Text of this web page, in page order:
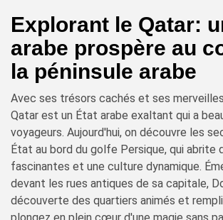
Explorant le Qatar:
arabe prospère au
la péninsule arabe
Avec ses trésors cachés et ses
Qatar est un État arabe exaltant qui a
voyageurs. Aujourd'hui, on découvre les
État au bord du golfe Persique, qui abrite
fascinantes et une culture dynamique.
devant les rues antiques de sa capitale,
découverte des quartiers animés et